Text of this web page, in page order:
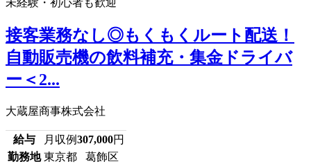
未経験・初心者も歓迎
接客業務なし◎もくもくルート配送！
自動販売機の飲料補充・集金ドライバ
ー＜2...
大蔵屋商事株式会社
給与 月収例307,000円
勤務地 東京都 葛飾区